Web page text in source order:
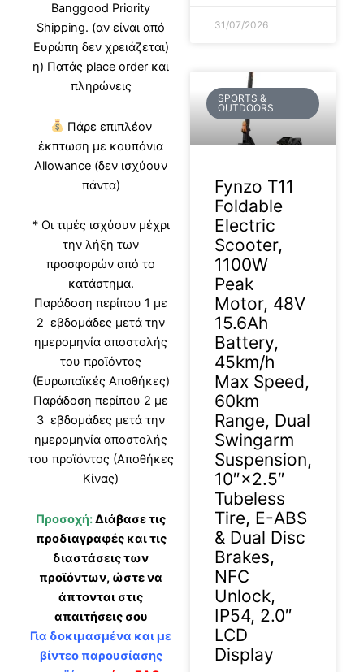
Banggood Priority
Shipping. (αν είναι από
Ευρώπη δεν χρειάζεται)
η) Πατάς place order και
πληρώνεις
Πάρε επιπλέον
έκπτωση με κουπόνια
Allowance (δεν ισχύουν
πάντα)
* Οι τιμές ισχύουν μέχρι
την λήξη των
προσφορών από το
κατάστημα.
Παράδοση περίπου 1 με
2 εβδομάδες μετά την
ημερομηνία αποστολής
του προϊόντος
(Ευρωπαϊκές Αποθήκες)
Παράδοση περίπου 2 με
3 εβδομάδες μετά την
ημερομηνία αποστολής
του προϊόντος (Αποθήκες
Κίνας)
Προσοχή:Διάβασε τις
προδιαγραφές και τις
διαστάσεις των
προϊόντων, ώστε να
άπτονται στις
απαιτήσεις σου
Για δοκιμασμένα και με
βίντεο παρουσίασης
31/07/2026
SPORTS &
OUTDOORS
Fynzo T11
Foldable
Electric
Scooter,
1100W
Peak
Motor, 48V
15.6Ah
Battery,
45km/h
Max Speed,
60km
Range, Dual
Swingarm
Suspension,
10″×2.5″
Tubeless
Tire, E-ABS
& Dual Disc
Brakes,
NFC
Unlock,
IP54, 2.0″
LCD
Display